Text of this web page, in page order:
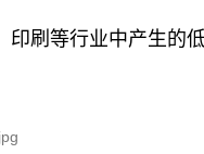
刷等行业中产生的